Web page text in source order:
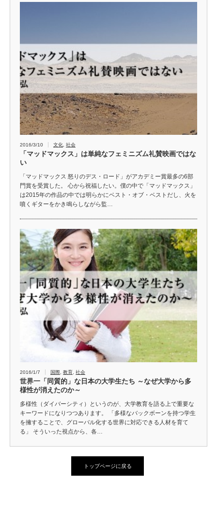
2016/3/10 文化, 社会
「マッドマックス」は単純なフェミニズム礼賛映画ではな
い
「マッドマックス 怒りのデス・ロード」がアカデミー賞最多の6部
門賞を受賞した。 心から祝福したい。僕の中で「マッドマックス」
は2015年の作品の中では明らかにベスト・オブ・ベストだし、火を
噴くギターをかき鳴らしながら監…
2016/1/7 国際 教育 社会
世界一「同質的」な日本の大学生たち ～なぜ大学から多
様性が消えたのか～
多様性（ダイバーシティ）というのが、大学教育を語る上で重要な
キーワードになりつつあります。 「多様なバックボーンを持つ学生
を擁することで、グローバル化する世界に対応できる人材を育て
る」 そういった視点から、各…
トップページに戻る